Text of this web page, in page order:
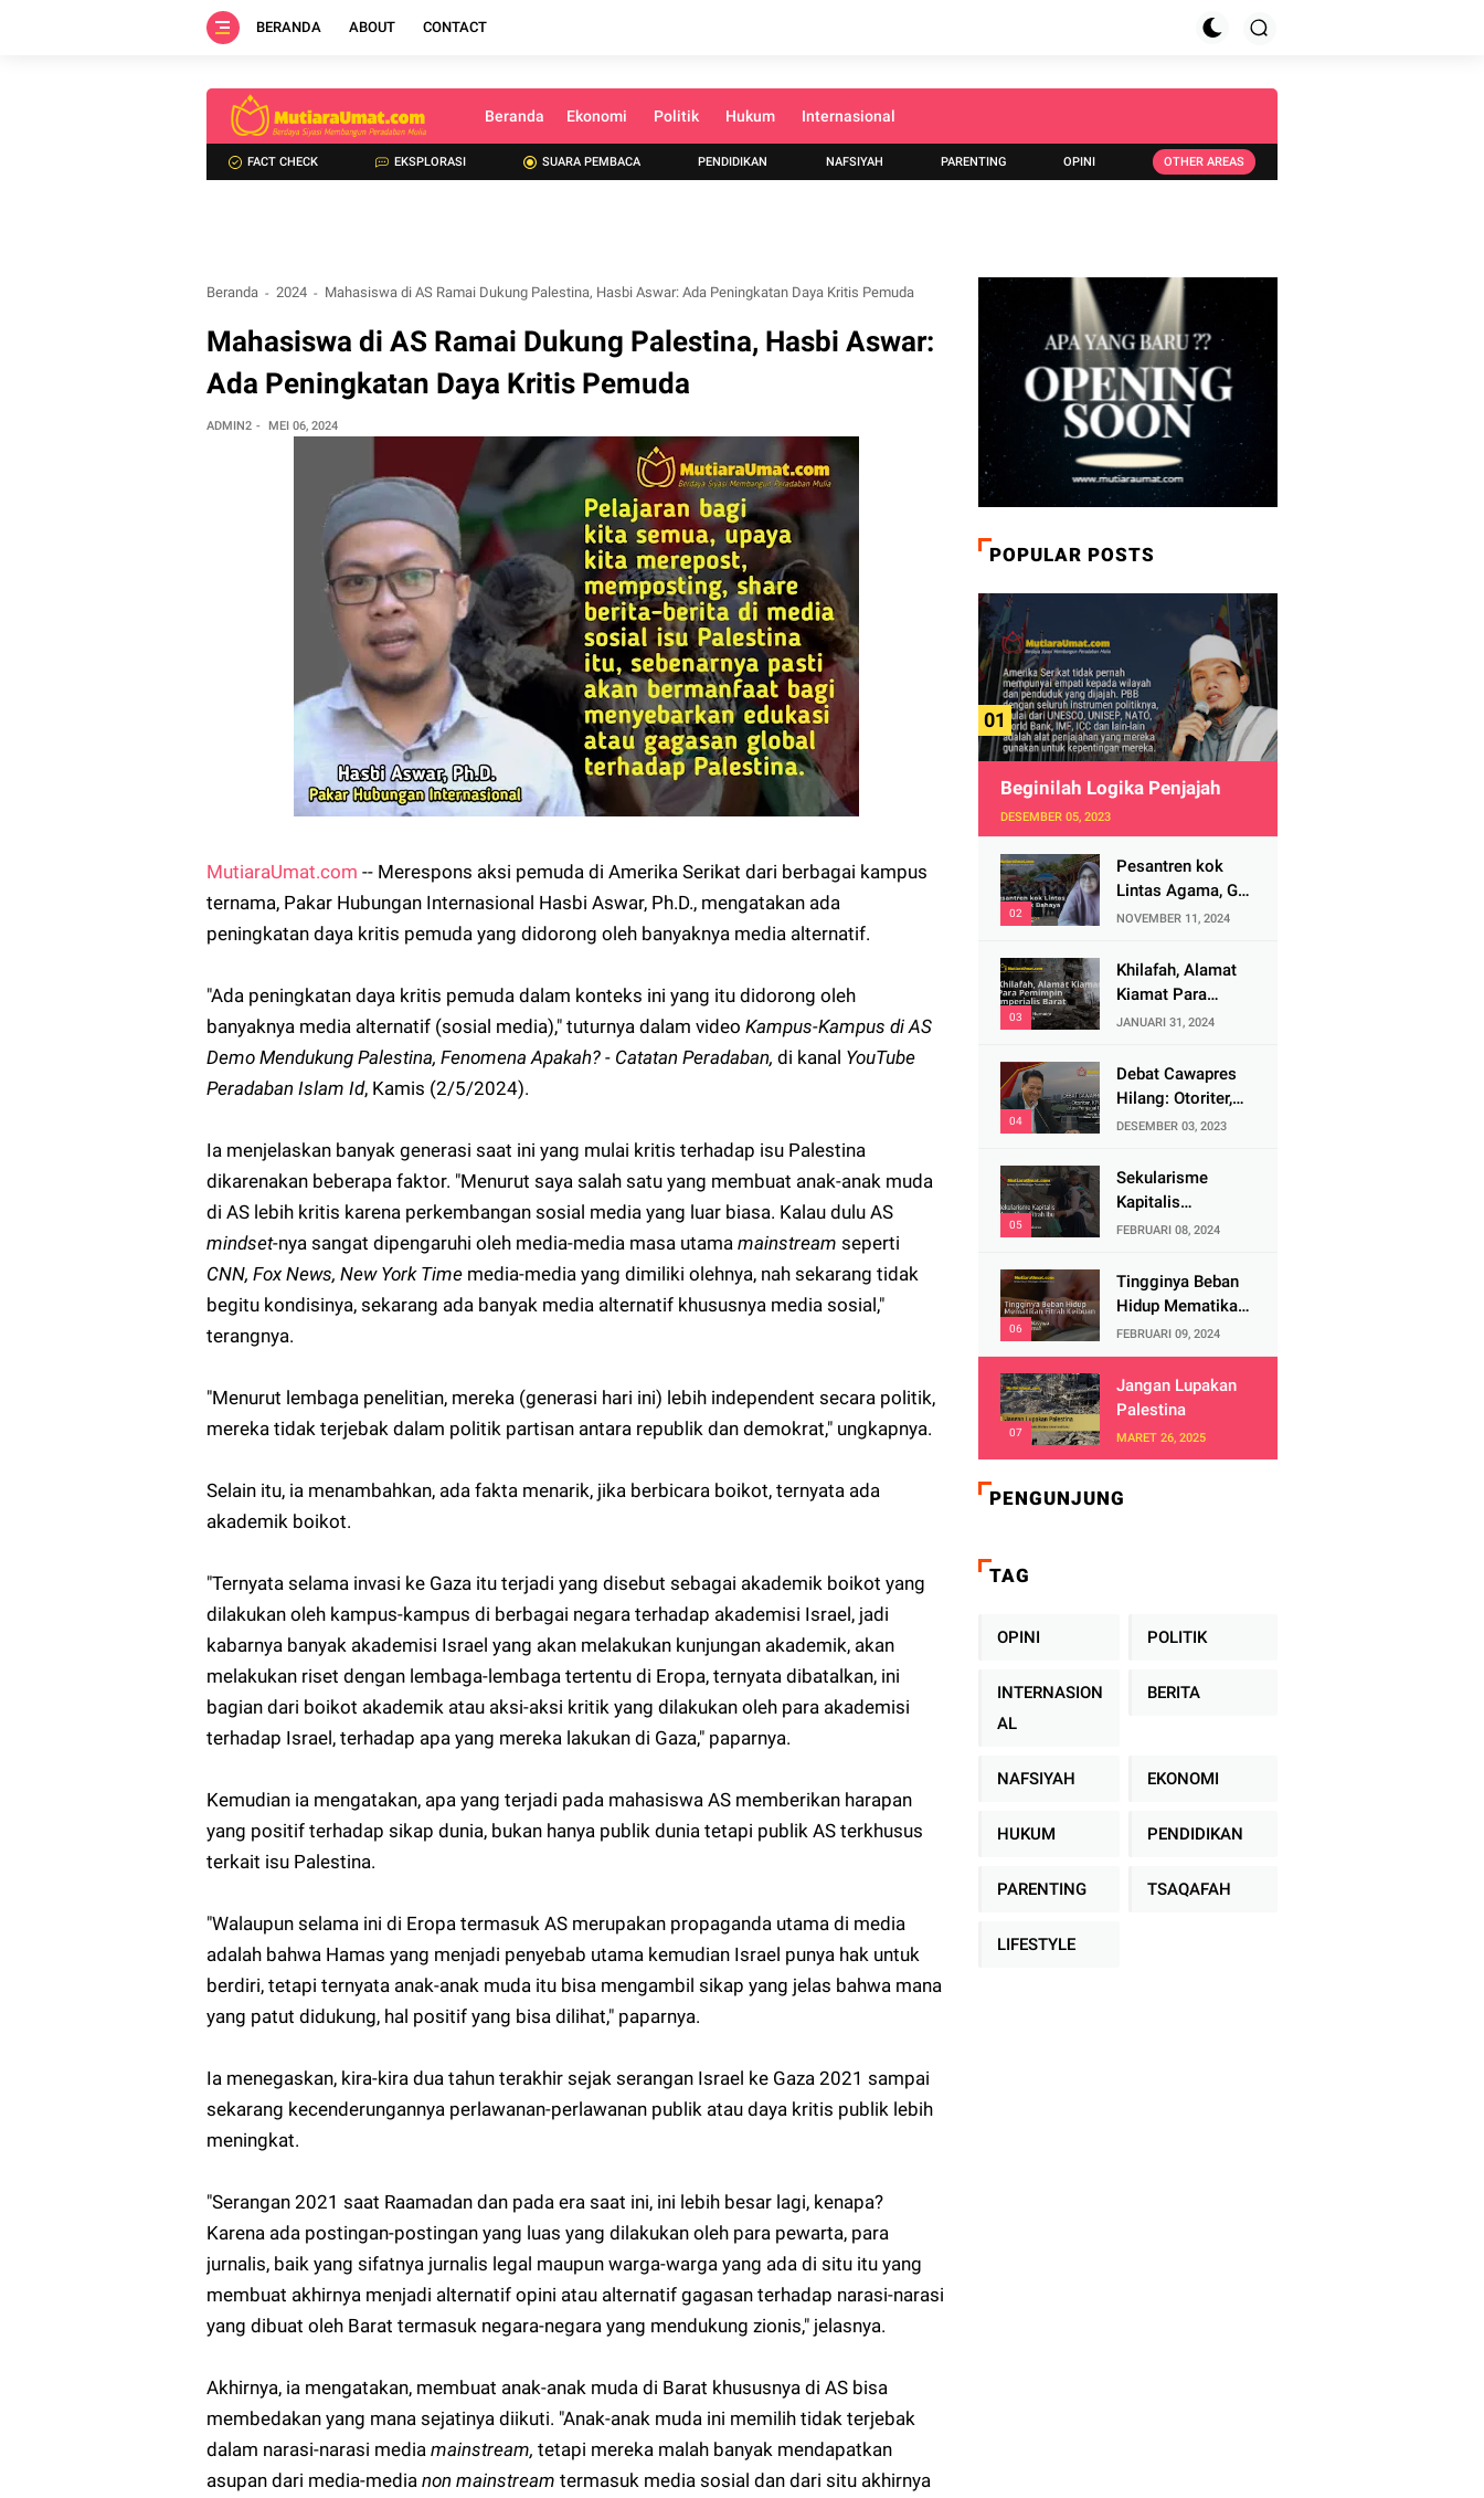
BERANDA ABOUT CONTACT
Beranda Ekonomi Politik Hukum Internasional
FACT CHECK EKSPLORASI SUARA PEMBACA PENDIDIKAN NAFSIYAH PARENTING OPINI OTHER AREAS
Beranda 2024 Mahasiswa di AS Ramai Dukung Palestina, Hasbi Aswar: Ada Peningkatan Daya Kritis Pemuda
Mahasiswa di AS Ramai Dukung Palestina, Hasbi Aswar:
Ada Peningkatan Daya Kritis Pemuda
ADMIN2 MEI 06, 2024
MutiaraUmat.com -- Merespons aksi pemuda di Amerika Serikat dari berbagai kampus
ternama, Pakar Hubungan Internasional Hasbi Aswar, Ph.D., mengatakan ada
peningkatan daya kritis pemuda yang didorong oleh banyaknya media alternatif.
"Ada peningkatan daya kritis pemuda dalam konteks ini yang itu didorong oleh
banyaknya media alternatif (sosial media)," tuturnya dalam video Kampus-Kampus di AS
Demo Mendukung Palestina, Fenomena Apakah? - Catatan Peradaban, di kanal YouTube
Peradaban Islam Id, Kamis (2/5/2024).
Ia menjelaskan banyak generasi saat ini yang mulai kritis terhadap isu Palestina
dikarenakan beberapa faktor. "Menurut saya salah satu yang membuat anak-anak muda
di AS lebih kritis karena perkembangan sosial media yang luar biasa. Kalau dulu AS
mindset-nya sangat dipengaruhi oleh media-media masa utama mainstream seperti
CNN, Fox News, New York Time media-media yang dimiliki olehnya, nah sekarang tidak
begitu kondisinya, sekarang ada banyak media alternatif khususnya media sosial,"
terangnya.
"Menurut lembaga penelitian, mereka (generasi hari ini) lebih independent secara politik,
mereka tidak terjebak dalam politik partisan antara republik dan demokrat," ungkapnya.
Selain itu, ia menambahkan, ada fakta menarik, jika berbicara boikot, ternyata ada
akademik boikot.
"Ternyata selama invasi ke Gaza itu terjadi yang disebut sebagai akademik boikot yang
dilakukan oleh kampus-kampus di berbagai negara terhadap akademisi Israel, jadi
kabarnya banyak akademisi Israel yang akan melakukan kunjungan akademik, akan
melakukan riset dengan lembaga-lembaga tertentu di Eropa, ternyata dibatalkan, ini
bagian dari boikot akademik atau aksi-aksi kritik yang dilakukan oleh para akademisi
terhadap Israel, terhadap apa yang mereka lakukan di Gaza," paparnya.
Kemudian ia mengatakan, apa yang terjadi pada mahasiswa AS memberikan harapan
yang positif terhadap sikap dunia, bukan hanya publik dunia tetapi publik AS terkhusus
terkait isu Palestina.
"Walaupun selama ini di Eropa termasuk AS merupakan propaganda utama di media
adalah bahwa Hamas yang menjadi penyebab utama kemudian Israel punya hak untuk
berdiri, tetapi ternyata anak-anak muda itu bisa mengambil sikap yang jelas bahwa mana
yang patut didukung, hal positif yang bisa dilihat," paparnya.
Ia menegaskan, kira-kira dua tahun terakhir sejak serangan Israel ke Gaza 2021 sampai
sekarang kecenderungannya perlawanan-perlawanan publik atau daya kritis publik lebih
meningkat.
"Serangan 2021 saat Raamadan dan pada era saat ini, ini lebih besar lagi, kenapa?
Karena ada postingan-postingan yang luas yang dilakukan oleh para pewarta, para
jurnalis, baik yang sifatnya jurnalis legal maupun warga-warga yang ada di situ itu yang
membuat akhirnya menjadi alternatif opini atau alternatif gagasan terhadap narasi-narasi
yang dibuat oleh Barat termasuk negara-negara yang mendukung zionis," jelasnya.
Akhirnya, ia mengatakan, membuat anak-anak muda di Barat khususnya di AS bisa
membedakan yang mana sejatinya diikuti. "Anak-anak muda ini memilih tidak terjebak
dalam narasi-narasi media mainstream, tetapi mereka malah banyak mendapatkan
asupan dari media-media non mainstream termasuk media sosial dan dari situ akhirnya
POPULAR POSTS
Beginilah Logika Penjajah
DESEMBER 05, 2023
Pesantren kok
Lintas Agama, Ga
Bahaya Tah?
NOVEMBER 11, 2024
Khilafah, Alamat
Kiamat Para
Pemimpin
JANUARI 31, 2024
Debat Cawapres
Hilang: Otoriter,
KPU Pengawal
Demokrasi?
DESEMBER 03, 2023
Sekularisme
Kapitalis
Mematikan Fitrah
FEBRUARI 08, 2024
Tingginya Beban
Hidup Mematikan
Fitrah Keibuan
FEBRUARI 09, 2024
Jangan Lupakan
Palestina
MARET 26, 2025
PENGUNJUNG
TAG
OPINI POLITIK
INTERNASION
AL
BERITA
NAFSIYAH EKONOMI
HUKUM PENDIDIKAN
PARENTING TSAQAFAH
LIFESTYLE